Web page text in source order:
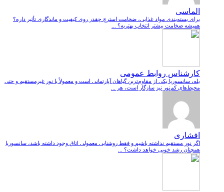
الماسی
برای بسته‌بندی مواد غذایی، ضخامت استرچ چقدر روی کیفیت و ماندگاری تأثیر داره؟
همیشه ضخامت بیشتر انتخاب بهتریه؟ ...
کارشناس روابط عمومی
بله، سانسوریا یکی از مقاوم‌ترین گیاهان آپارتمانی است و معمولاً با نور غیرمستقیم و حتی
محیط‌های کم‌نور نیز سازگار است، هر ...
افشاری
اگر نور مستقیم نداشته باشیم و فقط روشنایی معمولی اتاق وجود داشته باشد، سانسوریا
همچنان رشد خوبی خواهد داشت؟ ...